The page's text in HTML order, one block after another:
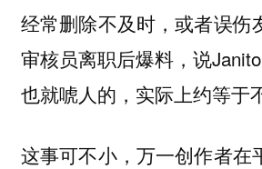
经常删除不及时，或者误伤
审核员离职后爆料，说
也就唬人的，实际上约等于
这事可不小，万一创作者在